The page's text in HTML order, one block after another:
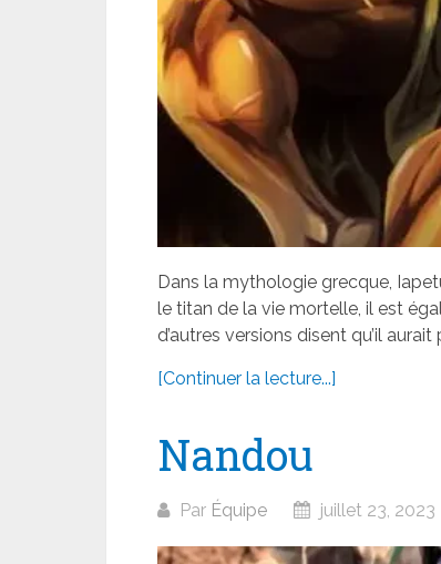
Dans la mythologie grecque,
le titan de la vie mortelle, il est
d’autres versions disent qu’il aurait
[Continuer la lecture...]
Nandou
Par Équipe juillet 23, 2023